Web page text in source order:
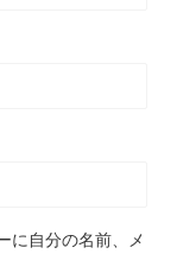
に自分の名前、メ